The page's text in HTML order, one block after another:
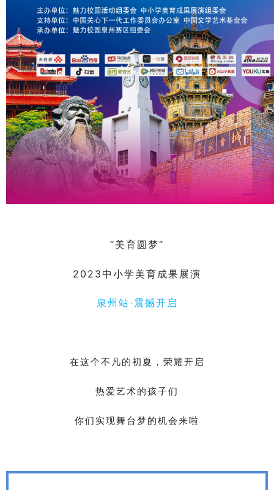
“美育圆梦“
2023中小学美育成果展演
泉州站·震撼开启
在这个不凡的初夏，荣耀开启
热爱艺术的孩子们
你们 实现舞台梦的机会来啦